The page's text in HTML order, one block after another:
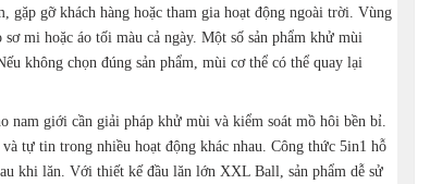
gỡ khách hàng hoặc tham gia hoạt động ngoài trời. Vùng
mi hoặc áo tối màu cả ngày. Một số sản phẩm khử mùi
không chọn đúng sản phẩm, mùi cơ thể có thể quay lại
nam giới cần giải pháp khử mùi và kiểm soát mồ hôi bền bỉ.
tự tin trong nhiều hoạt động khác nhau. Công thức 5in1 hỗ
khi lăn. Với thiết kế đầu lăn lớn XXL Ball, sản phẩm dễ sử